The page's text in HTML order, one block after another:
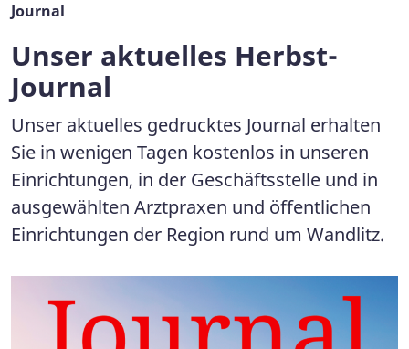
Journal
Unser aktuelles Herbst-
Journal
Unser aktuelles gedrucktes Journal erhalten
Sie in wenigen Tagen kostenlos in unseren
Einrichtungen, in der Geschäftsstelle und in
ausgewählten Arztpraxen und öffentlichen
Einrichtungen der Region rund um Wandlitz.